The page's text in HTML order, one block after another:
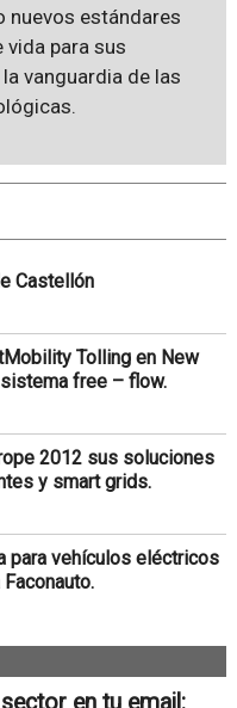
nuevos estándares
para sus
vanguardia de las
Castellón
Tolling en New
sistema free – flow.
2012 sus soluciones
y smart grids.
para vehículos eléctricos
en tu email: